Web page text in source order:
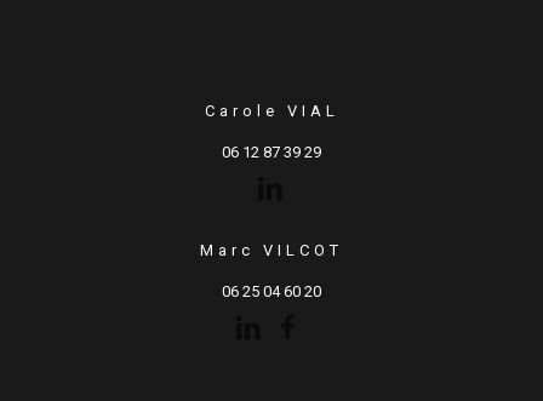
Carole VIAL
06 12 87 39 29
Marc VILCOT
06 25 04 60 20